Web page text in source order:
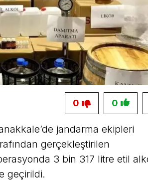
0
0
jandarma ekipleri
gerçekleştirilen
3 bin 317 litre etil
geçirildi.